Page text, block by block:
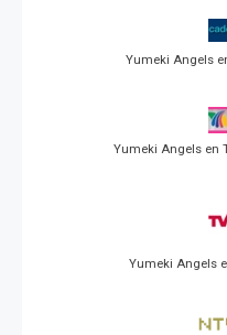
Yumeki Angels
Yumeki Angels en
Yumeki Angels